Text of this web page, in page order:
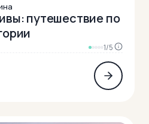
путешествие по
1/5